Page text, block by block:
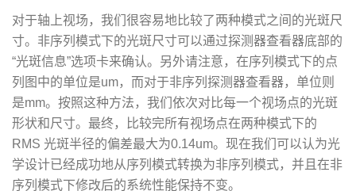
对于轴上视场，我们很容易地比较了两种模式之间的光斑尺
寸。非序列模式下的光斑尺寸可以通过探测器查看器底部的
“光斑信息”选项卡来确认。另外请注意，在序列模式下的点
列图中的单位是um，而对于非序列探测器查看器，单位则
是mm。按照这种方法，我们依次对比每一个视场点的光斑
形状和尺寸。最终，比较完所有视场点在两种模式下的
RMS 光斑半径的偏差最大为0.14um。现在我们可以认为光
学设计已经成功地从序列模式转换为非序列模式，并且在非
序列模式下修改后的系统性能保持不变。